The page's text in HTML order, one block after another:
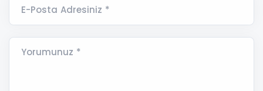
E-Posta Adresiniz *
Yorumunuz *